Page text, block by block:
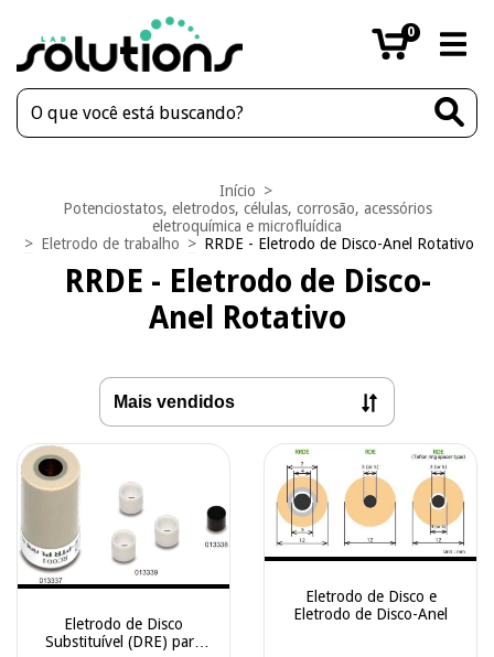
0
Início >
Potenciostatos, eletrodos, células, corrosão, acessórios
eletroquímica e microfluídica
> Eletrodo de trabalho > RRDE - Eletrodo de Disco-Anel Rotativo
RRDE - Eletrodo de Disco-
Anel Rotativo
Eletrodo de Disco
Substituível (DRE) para
Eletrodo de Disco e
Eletrodo de Disco-Anel